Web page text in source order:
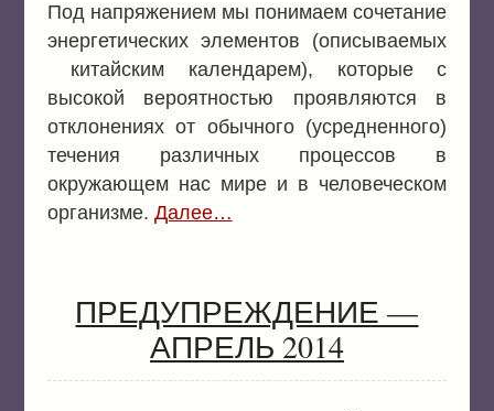
Под напряжением мы понимаем сочетание
энергетических элементов (описываемых
китайским календарем), которые с
высокой вероятностью проявляются в
отклонениях от обычного (усредненного)
течения различных процессов в
окружающем нас мире и в человеческом
организме. Далее…
ПРЕДУПРЕЖДЕНИЕ —
АПРЕЛЬ 2014